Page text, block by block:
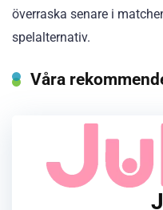
överraska senare i
spelalternativ.
Våra